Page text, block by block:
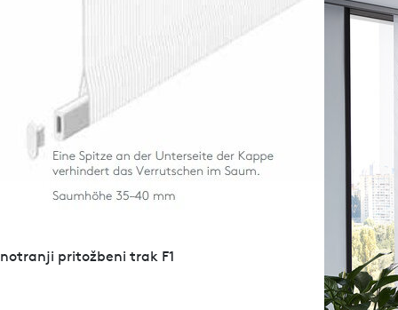
notranji pritožbeni trak F1
Flächenvorhang-Impressionen
Sonnenschutz nach Maß